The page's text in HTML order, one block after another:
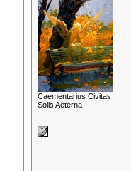
Сaementarius Civitas
Solis Aeterna